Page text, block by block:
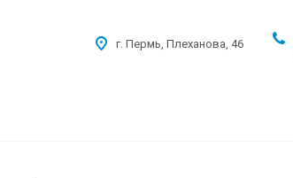
г. Пермь, Плеханова, 46